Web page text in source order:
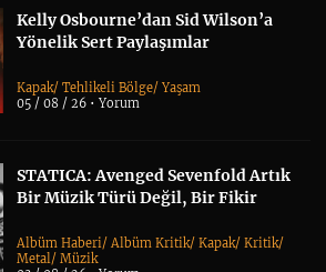
Kelly Osbourne’dan Sid Wilson’a
Yönelik Sert Paylaşımlar
Kapak/Tehlikeli Bölge/Yaşam
05 / 08 / 26 •Yorum
STATICA: Avenged Sevenfold Artık
Bir Müzik Türü Değil, Bir Fikir
Albüm Haberi/Albüm Kritik/Kapak/Kritik/
Metal/Müzik